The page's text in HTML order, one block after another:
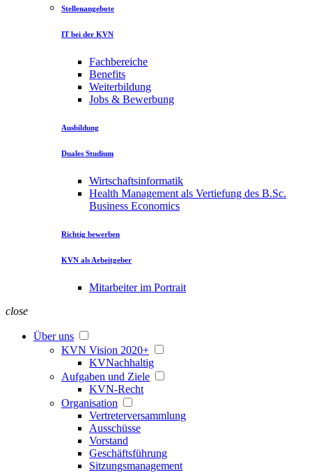
Stellenangebote
IT bei der KVN
Fachbereiche
Benefits
Weiterbildung
Jobs & Bewerbung
Ausbildung
Duales Studium
Wirtschaftsinformatik
Health Management als Vertiefung des B.Sc.
Business Economics
Richtig bewerben
KVN als Arbeitgeber
Mitarbeiter im Portrait
close
Über uns
KVN Vision 2020+
KVNachhaltig
Aufgaben und Ziele
KVN-Recht
Organisation
Vertreterversammlung
Ausschüsse
Vorstand
Geschäftsführung
Sitzungsmanagement